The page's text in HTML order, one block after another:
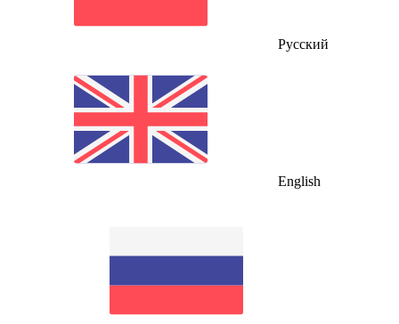
Русский
English